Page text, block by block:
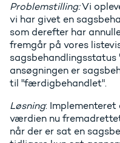
Problemstilling:Vi
vi har givet en
som derefter har
fremgår på vores
sagsbehandlingsstatus
ansøgningen er
til "færdigbehandlet".
Løsning:
værdien nu
når der er sat en